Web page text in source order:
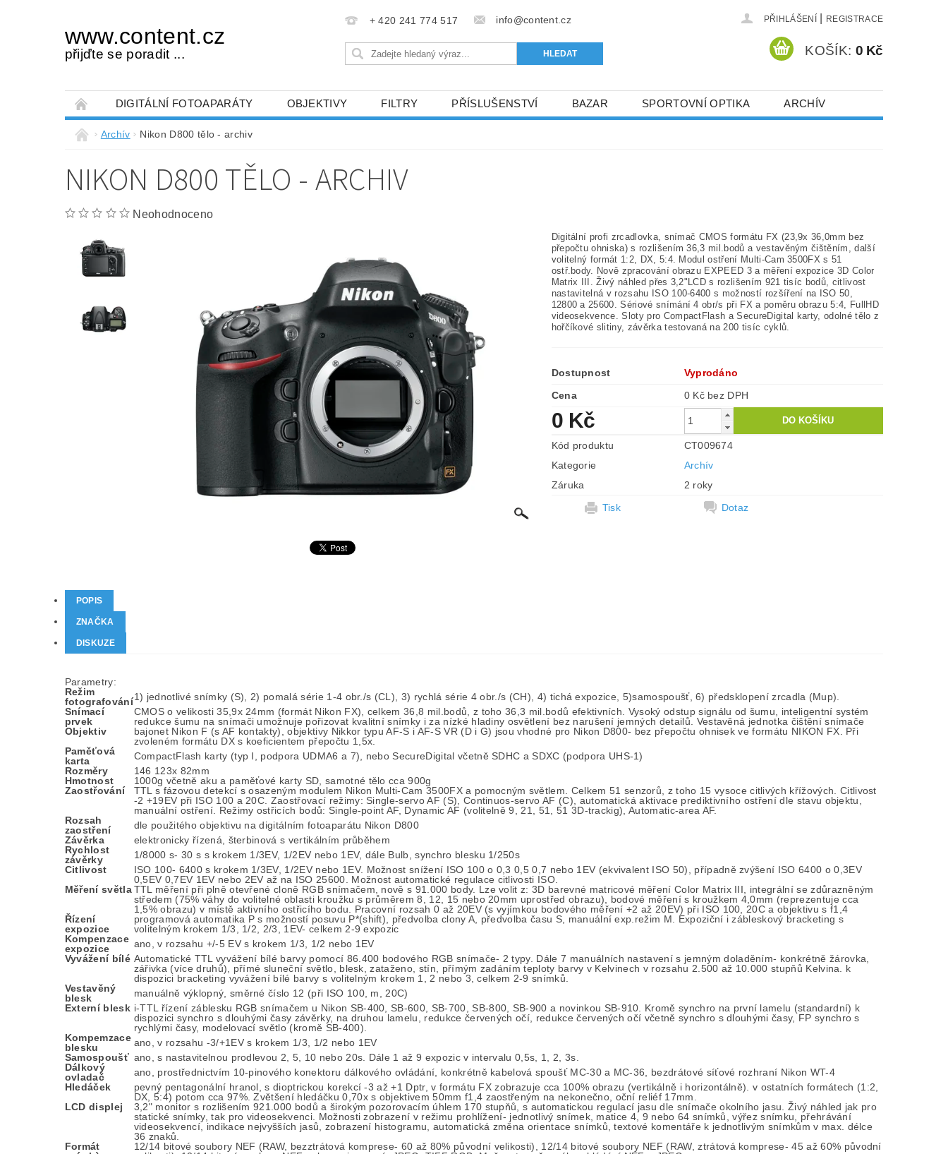
www.content.cz
přijďte se poradit ...
+ 420 241 774 517 info@content.cz PŘIHLÁŠENÍ REGISTRACE
KOŠÍK: 0 Kč
DIGITÁLNÍ FOTOAPARÁTY OBJEKTIVY FILTRY PŘÍSLUŠENSTVÍ BAZAR SPORTOVNÍ OPTIKA ARCHÍV
OBCHODNÍ PODMÍNKY NAPIŠTE NÁM
Archív Nikon D800 tělo - archiv
NIKON D800 TĚLO - ARCHIV
Neohodnoceno
Digitální profi zrcadlovka, snímač CMOS formátu FX (23,9x 36,0mm bez
přepočtu ohniska) s rozlišením 36,3 mil.bodů a vestavěným čištěním, další
volitelný formát 1:2, DX, 5:4. Modul ostření Multi-Cam 3500FX s 51
ostř.body. Nově zpracování obrazu EXPEED 3 a měření expozice 3D Color
Matrix III. Živý náhled přes 3,2"LCD s rozlišením 921 tisíc bodů, citlivost
nastavitelná v rozsahu ISO 100-6400 s možností rozšíření na ISO 50,
12800 a 25600. Sériové snímání 4 obr/s při FX a poměru obrazu 5:4, FullHD
videosekvence. Sloty pro CompactFlash a SecureDigital karty, odolné tělo z
hořčíkové slitiny, závěrka testovaná na 200 tisíc cyklů.
Dostupnost
Vyprodáno
Cena
0 Kč bez DPH
0 Kč
Kód produktu
CT009674
Kategorie
Archív
Záruka
2 roky
Tisk
Dotaz
POPIS
ZNAČKA
DISKUZE
Parametry:
Režim
fotografování1) jednotlivé snímky (S), 2) pomalá série 1-4 obr./s (CL), 3) rychlá série 4 obr./s (CH), 4) tichá expozice, 5)samospoušť, 6) předsklopení zrcadla (Mup).
Snímací
prvek
CMOS o velikosti 35,9x 24mm (formát Nikon FX), celkem 36,8 mil.bodů, z toho 36,3 mil.bodů efektivních. Vysoký odstup signálu od šumu, inteligentní systém
redukce šumu na snímači umožnuje pořizovat kvalitní snímky i za nízké hladiny osvětlení bez narušení jemných detailů. Vestavěná jednotka čištění snímače
Objektiv
bajonet Nikon F (s AF kontakty), objektivy Nikkor typu AF-S i AF-S VR (D i G) jsou vhodné pro Nikon D800- bez přepočtu ohnisek ve formátu NIKON FX. Při
zvoleném formátu DX s koeficientem přepočtu 1,5x.
Paměťová
karta
CompactFlash karty (typ I, podpora UDMA6 a 7), nebo SecureDigital včetně SDHC a SDXC (podpora UHS-1)
Rozměry
146 123x 82mm
Hmotnost
1000g včetně aku a paměťové karty SD, samotné tělo cca 900g
Zaostřování
TTL s fázovou detekcí s osazeným modulem Nikon Multi-Cam 3500FX a pomocným světlem. Celkem 51 senzorů, z toho 15 vysoce citlivých křížových. Citlivost
-2 +19EV při ISO 100 a 20C. Zaostřovací režimy: Single-servo AF (S), Continuos-servo AF (C), automatická aktivace prediktivního ostření dle stavu objektu,
manuální ostření. Režimy ostřicích bodů: Single-point AF, Dynamic AF (volitelně 9, 21, 51, 51 3D-trackig), Automatic-area AF.
Rozsah
zaostření
dle použitého objektivu na digitálním fotoaparátu Nikon D800
Závěrka
elektronicky řízená, šterbinová s vertikálním průběhem
Rychlost
závěrky
1/8000 s- 30 s s krokem 1/3EV, 1/2EV nebo 1EV, dále Bulb, synchro blesku 1/250s
Citlivost
ISO 100- 6400 s krokem 1/3EV, 1/2EV nebo 1EV. Možnost snížení ISO 100 o 0,3 0,5 0,7 nebo 1EV (ekvivalent ISO 50), případně zvýšení ISO 6400 o 0,3EV
0,5EV 0,7EV 1EV nebo 2EV až na ISO 25600. Možnost automatické regulace citlivosti ISO.
Měření světlaTTL měření při plně otevřené cloně RGB snímačem, nově s 91.000 body. Lze volit z: 3D barevné matricové měření Color Matrix III, integrální se zdůrazněným
středem (75% váhy do volitelné oblasti kroužku s průměrem 8, 12, 15 nebo 20mm uprostřed obrazu), bodové měření s kroužkem 4,0mm (reprezentuje cca
1,5% obrazu) v místě aktivního ostřicího bodu. Pracovní rozsah 0 až 20EV (s vyjímkou bodového měření +2 až 20EV) při ISO 100, 20C a objektivu s f1,4
Řízení
expozice
programová automatika P s možností posuvu P*(shift), předvolba clony A, předvolba času S, manuální exp.režim M. Expoziční i zábleskový bracketing s
volitelným krokem 1/3, 1/2, 2/3, 1EV- celkem 2-9 expozic
Kompenzace
expozice
ano, v rozsahu +/-5 EV s krokem 1/3, 1/2 nebo 1EV
Vyvážení bílé Automatické TTL vyvážení bílé barvy pomocí 86.400 bodového RGB snímače- 2 typy. Dále 7 manuálních nastavení s jemným doladěním- konkrétně žárovka,
zářivka (více druhů), přímé sluneční světlo, blesk, zataženo, stín, přímým zadáním teploty barvy v Kelvinech v rozsahu 2.500 až 10.000 stupňů Kelvina. k
dispozici bracketing vyvážení bílé barvy s volitelným krokem 1, 2 nebo 3, celkem 2-9 snímků.
Vestavěný
blesk
manuálně výklopný, směrné číslo 12 (při ISO 100, m, 20C)
Externí blesk i-TTL řízení záblesku RGB snímačem u Nikon SB-400, SB-600, SB-700, SB-800, SB-900 a novinkou SB-910. Kromě synchro na první lamelu (standardní) k
dispozici synchro s dlouhými časy závěrky, na druhou lamelu, redukce červených očí, redukce červených očí včetně synchro s dlouhými časy, FP synchro s
rychlými časy, modelovací světlo (kromě SB-400).
Kompemzace
blesku
ano, v rozsahu -3/+1EV s krokem 1/3, 1/2 nebo 1EV
Samospoušť ano, s nastavitelnou prodlevou 2, 5, 10 nebo 20s. Dále 1 až 9 expozic v intervalu 0,5s, 1, 2, 3s.
Dálkový
ovladač
ano, prostřednictvím 10-pinového konektoru dálkového ovládání, konkrétně kabelová spoušť MC-30 a MC-36, bezdrátové síťové rozhraní Nikon WT-4
Hledáček
pevný pentagonální hranol, s dioptrickou korekcí -3 až +1 Dptr, v formátu FX zobrazuje cca 100% obrazu (vertikálně i horizontálně). v ostatních formátech (1:2,
DX, 5:4) potom cca 97%. Zvětšení hledáčku 0,70x s objektivem 50mm f1,4 zaostřeným na nekonečno, oční reliéf 17mm.
LCD displej
3,2" monitor s rozlišením 921.000 bodů a širokým pozorovacím úhlem 170 stupňů, s automatickou regulací jasu dle snímače okolního jasu. Živý náhled jak pro
statické snímky, tak pro videosekvenci. Možnosti zobrazení v režimu prohlížení- jednotlivý snímek, matice 4, 9 nebo 64 snímků, výřez snímku, přehrávání
videosekvencí, indikace nejvyšších jasů, zobrazení histogramu, automatická změna orientace snímků, textové komentáře k jednotlivým snímkům v max. délce
36 znaků.
Formát
12/14 bitové soubory NEF (RAW, bezztrátová komprese- 60 až 80% původní velikosti), 12/14 bitové soubory NEF (RAW, ztrátová komprese- 45 až 60% původní